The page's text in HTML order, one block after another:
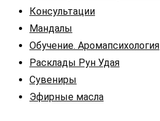
Консультации
Мандалы
Обучение. Аромапсихология
Расклады Рун Удая
Сувениры
Эфирные масла